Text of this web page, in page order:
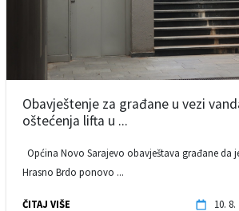
Obavještenje za građane u vezi
oštećenja lifta u ...
Općina Novo Sarajevo obavještava građane da
Hrasno Brdo ponovo ...
ČITAJ VIŠE 10. 8.